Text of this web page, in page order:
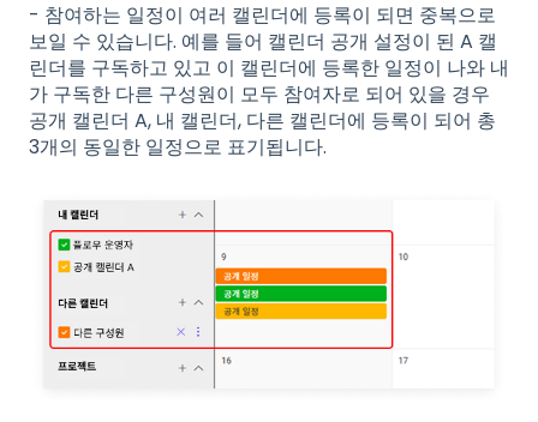
- 참여하는 일정이 여러 캘린더에 등록이 되면 중복으로
보일 수 있습니다. 예를 들어 캘린더 공개 설정이 된 A 캘
린더를 구독하고 있고 이 캘린더에 등록한 일정이 나와 내
가 구독한 다른 구성원이 모두 참여자로 되어 있을 경우
공개 캘린더 A, 내 캘린더, 다른 캘린더에 등록이 되어 총
3개의 동일한 일정으로 표기됩니다.